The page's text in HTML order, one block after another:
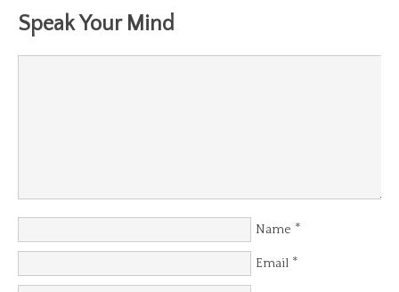
Speak Your Mind
Name *
Email *